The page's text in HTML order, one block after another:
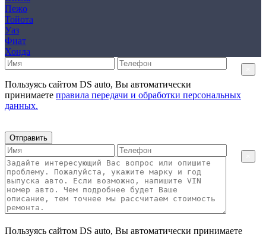
Пежо
Тойота
Уаз
Фиат
Хонда
Пользуясь сайтом DS auto, Вы автоматически
принимаете правила передачи и обработки персональных
данных.
Отправить
Пользуясь сайтом DS auto, Вы автоматически принимаете